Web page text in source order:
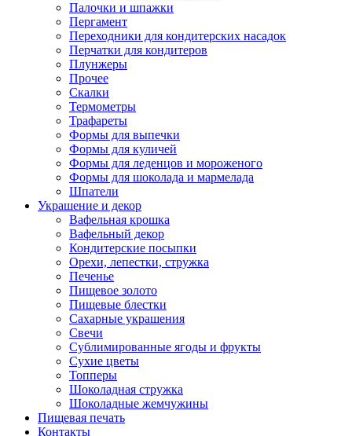
Палочки и шпажки
Пергамент
Переходники для кондитерских насадок
Перчатки для кондитеров
Плунжеры
Прочее
Скалки
Термометры
Трафареты
Формы для выпечки
Формы для куличей
Формы для леденцов и мороженого
Формы для шоколада и мармелада
Шпатели
Украшение и декор
Вафельная крошка
Вафельный декор
Кондитерские посыпки
Орехи, лепестки, стружка
Печенье
Пищевое золото
Пищевые блестки
Сахарные украшения
Свечи
Сублимированные ягоды и фрукты
Сухие цветы
Топперы
Шоколадная стружка
Шоколадные жемчужины
Пищевая печать
Контакты